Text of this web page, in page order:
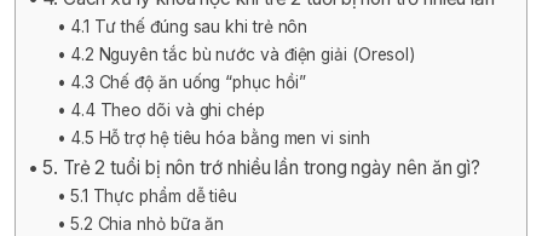
4.1 Tư thế đúng sau khi trẻ nôn
4.2 Nguyên tắc bù nước và điện giải (Oresol)
4.3 Chế độ ăn uống “phục hồi”
4.4 Theo dõi và ghi chép
4.5 Hỗ trợ hệ tiêu hóa bằng men vi sinh
5. Trẻ 2 tuổi bị nôn trớ nhiều lần trong ngày nên ăn gì?
5.1 Thực phẩm dễ tiêu
5.2 Chia nhỏ bữa ăn